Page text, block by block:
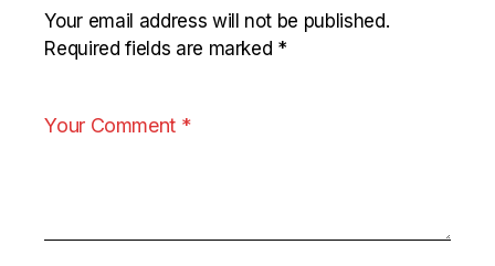
Your email address will not be published.
Required fields are marked *